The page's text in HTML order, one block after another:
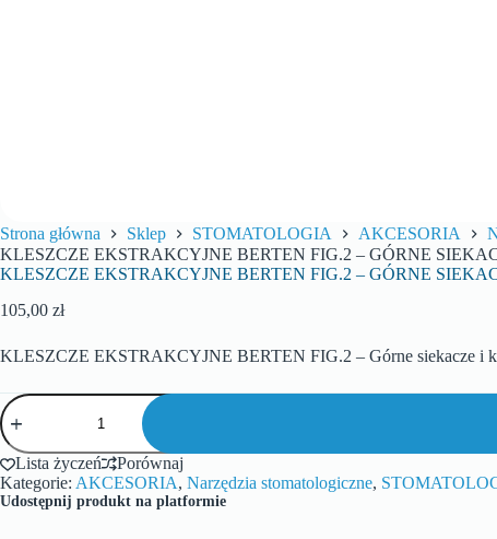
Strona główna Sklep STOMATOLOGIA AKCESORIA
KLESZCZE EKSTRAKCYJNE BERTEN FIG.2 – GÓRNE
KLESZCZE EKSTRAKCYJNE BERTEN FIG.2 – GÓRNE
105,00 zł
KLESZCZE EKSTRAKCYJNE BERTEN FIG.2 – Górne siekacze i
Lista życzeń
Porównaj
Kategorie: AKCESORIA, Narzędzia stomatologiczne,
Udostępnij produkt na platformie